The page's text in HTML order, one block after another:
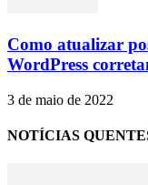
Como atualizar
WordPress
3 de maio de 2022
NOTÍCIAS